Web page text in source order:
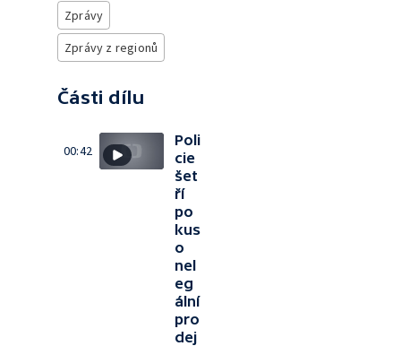
Zprávy
Zprávy z regionů
Části dílu
00:42
Poli
cie
šet
ří
po
kus
o
nel
eg
ální
pro
dej